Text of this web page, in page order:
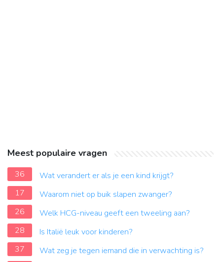
Meest populaire vragen
36
Wat verandert er als je een kind krijgt?
17
Waarom niet op buik slapen zwanger?
26
Welk HCG-niveau geeft een tweeling aan?
28
Is Italië leuk voor kinderen?
37
Wat zeg je tegen iemand die in verwachting is?